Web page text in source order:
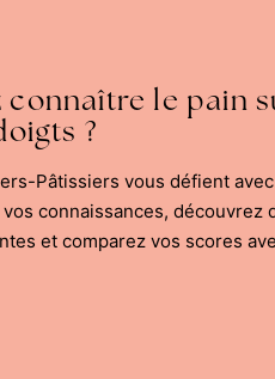
connaître le pain
?
Pâtissiers vous défient
connaissances, découvrez
et comparez vos scores